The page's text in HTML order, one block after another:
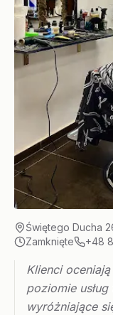
Świętego Ducha
Zamknięte
+48
Klienci
poziomie
wyróżniające